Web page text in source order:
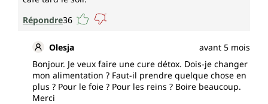
Répondre36
Olesja
avant 5 mois
Bonjour. Je veux faire une cure détox. Dois-je changer
mon alimentation ? Faut-il prendre quelque chose en
plus ? Pour le foie ? Pour les reins ? Boire beaucoup.
Merci